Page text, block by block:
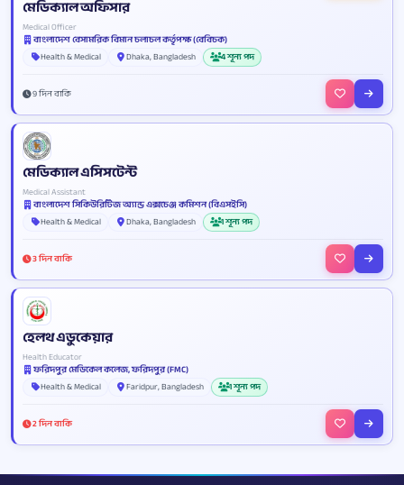
মেডিক্যাল অফিসার
Medical Officer
বাংলাদেশ বেসামরিক বিমান চলাচল কর্তৃপক্ষ (বেবিচক)
Health & Medical
Dhaka, Bangladesh 4 শূন্য পদ
9 দিন বাকি
মেডিক্যাল এসিসটেন্ট
Medical Assistant
বাংলাদেশ সিকিউরিটিজ অ্যান্ড এক্সচেঞ্জ কমিশন (বিএসইসি)
Health & Medical
Dhaka, Bangladesh 1 শূন্য পদ
3 দিন বাকি
হেলথ এডুকেয়ার
Health Educator
ফরিদপুর মেডিকেল কলেজ, ফরিদপুর (FMC)
Health & Medical
Faridpur, Bangladesh 1 শূন্য পদ
2 দিন বাকি